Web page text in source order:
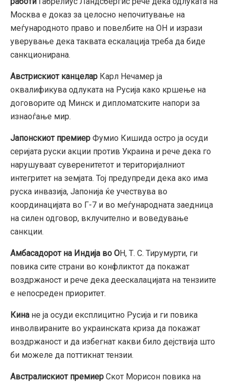
Москва е доказ за целосно непочитување на
меѓународното право и повелбите на ОН и изрази
уверување дека таквата ескалација треба да биде
санкционирана.
Австрискиот канцелар Карл Нечамер ја
оквалификува одлуката на Русија како кршење на
договорите од Минск и дипломатските напори за
изнаоѓање мир.
Јапонскиот премиер Фумио Кишида остро ја осуди
серијата руски акции против Украина и рече дека го
нарушуваат суверенитетот и територијалниот
интегритет на земјата. Тој предупреди дека ако има
руска инвазија, Јапонија ќе учествува во
координацијата во Г-7 и во меѓународната заедница
на силен одговор, вклучително и воведување
санкции.
Амбасадорот на Индија во ОН, Т. С. Тирумурти, ги
повика сите страни во конфликтот да покажат
воздржаност и рече дека деескалацијата на тензиите
е непосреден приоритет.
Кина не ја осуди експлицитно Русија и ги повика
инволвираните во украинската криза да покажат
воздржаност и да избегнат какви било дејствија што
би можеле да поттикнат тензии.
Австралискиот премиер Скот Морисон повика на